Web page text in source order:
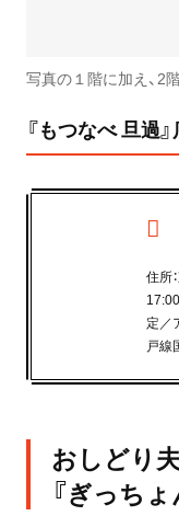
写真の１階に加え、2
『もつなべ 旦過
住所
定／
戸線
おしどり
『ぎっちょ